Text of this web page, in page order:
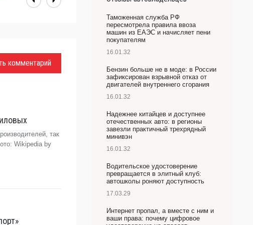
комментарий
так
Wikipedia by
Таможенная служба РФ
пересмотрела правила ввоза
машин из ЕАЭС и начисляет пени
покупателям
16.01.32
Бензин больше не в моде: в России
зафиксирован взрывной отказ от
двигателей внутреннего сгорания
16.01.32
Надежнее китайцев и доступнее
отечественных авто: в регионы
завезли практичный трехрядный
минивэн
16.01.32
Водительское удостоверение
превращается в элитный клуб:
автошколы роняют доступность
17.03.29
Интернет пропал, а вместе с ним и
ваши права: почему цифровое